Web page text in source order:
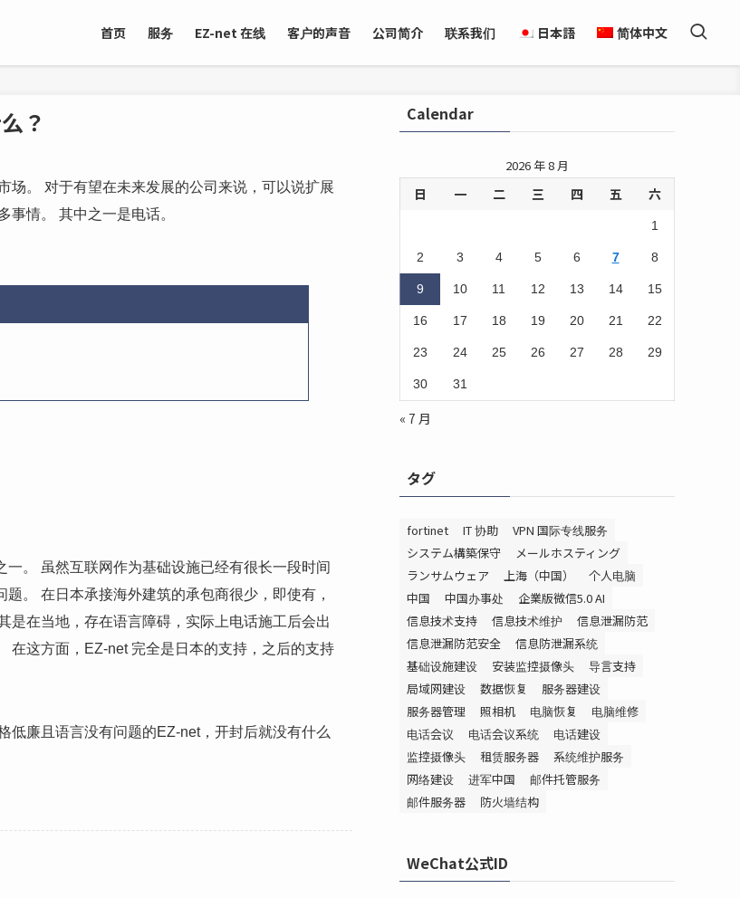
首页 服务 EZ-net 在线 客户的声音 公司简介 联系我们 日本語 简体中文
？
场。 对于有望在未来发展的公司来说，可以说扩展
情。 其中之一是电话。
。 虽然互联网作为基础设施已经有很长一段时间
。 在日本承接海外建筑的承包商很少，即使有，
是在当地，存在语言障碍，实际上电话施工后会出
在这方面，EZ-net 完全是日本的支持，之后的支持
低廉且语言没有问题的EZ-net，开封后就没有什么
Calendar
2026 年 8 月
日 一 二 三 四 五 六
1
2 3 4 5 6 7 8
9 10 11 12 13 14 15
16 17 18 19 20 21 22
23 24 25 26 27 28 29
30 31
« 7 月
タグ
fortinet IT 协助
VPN 国际专线服务
システム構築保守
メールホスティング
ランサムウェア
上海（中国）
个人电脑
中国
中国办事处
企業版微信5.0 AI
信息技术支持
信息技术维护
信息泄漏防范
信息泄漏防范安全
信息防泄漏系统
基础设施建设
安装监控摄像头
导言支持
局域网建设
数据恢复
服务器建设
服务器管理
照相机 电脑恢复
电脑维修
电话会议
电话会议系统
电话建设
监控摄像头
租赁服务器
系统维护服务
网络建设
进军中国
邮件托管服务
邮件服务器
防火墙结构
WeChat公式ID